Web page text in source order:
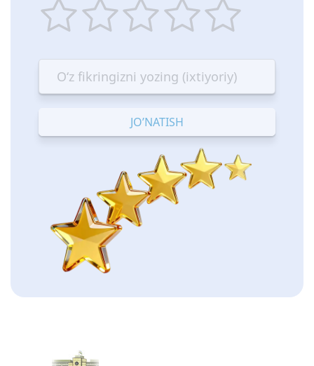
star
Terrible
stars
—
Bad
stars
—
OK
stars
—
Good
stars
—
Excellent